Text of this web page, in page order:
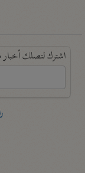
اشترك لتصلك أخبار